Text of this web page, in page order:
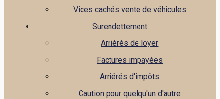
Vices cachés vente de véhicules
Surendettement
Arriérés de loyer
Factures impayées
Arriérés d'impôts
Caution pour quelqu'un d'autre